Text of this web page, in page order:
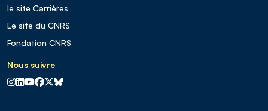
le site Carrières
Le site du CNRS
Fondation CNRS
Nous suivre
CNRS sur Instagram
CNRS sur Linkedin
CNRS sur Youtube
CNRS sur Facebook
CNRS sur X
CNRS sur Blus sky